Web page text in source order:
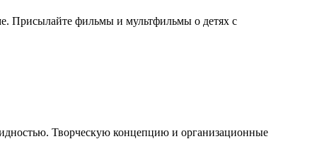
Присылайте фильмы и мультфильмы о детях с
Творческую концепцию и организационные